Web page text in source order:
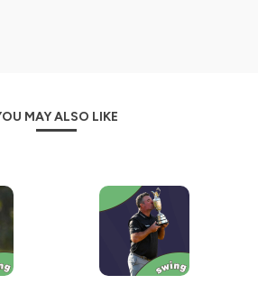
MAY ALSO LIKE